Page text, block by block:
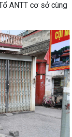
ANTT cơ sở cùng